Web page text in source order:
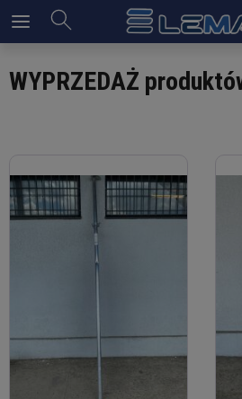
WYPRZEDAŻ